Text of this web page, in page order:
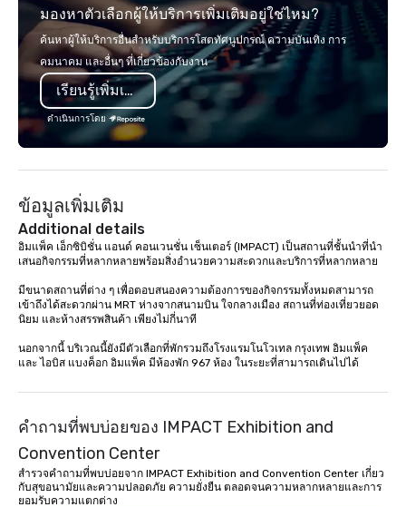
world's fastest-
or walk away with a
innovation playbook,
the Valley. Ideal for
seniority, and
มองหาตัวเลือกผู้ให้บริการเพิ่มเติมอยู่ใช่ไหม?
ค้นหาผู้ให้บริการอื่นสำหรับบริการโสตทัศนูปกรณ์ ความบันเทิง การ
คมนาคม และอื่นๆ ที่เกี่ยวข้องกับงาน
เรียนรู้เพิ่มเติม
ดำเนินการโดย
ข้อมูลเพิ่มเติม
Additional details
อิมแพ็ค เอ็กซิบิชั่น แอนด์ คอนเวนชั่น เซ็นเตอร์ (IMPACT) เป็นสถานที่ชั้นนำที่นำ
เสนอกิจกรรมที่หลากหลายพร้อมสิ่งอำนวยความสะดวกและบริการที่หลากหลาย
มีขนาดสถานที่ต่าง ๆ เพื่อตอบสนองความต้องการของกิจกรรมทั้งหมดสามารถ
เข้าถึงได้สะดวกผ่าน MRT ห่างจากสนามบิน ใจกลางเมือง สถานที่ท่องเที่ยวยอด
นิยม และห้างสรรพสินค้า เพียงไม่กี่นาที
นอกจากนี้ บริเวณนี้ยังมีตัวเลือกที่พักรวมถึงโรงแรมโนโวเทล กรุงเทพ อิมแพ็ค
และ ไอบิส แบงค็อก อิมแพ็ค มีห้องพัก 967 ห้อง ในระยะที่สามารถเดินไปได้
คำถามที่พบบ่อยของ IMPACT Exhibition and
Convention Center
สำรวจคำถามที่พบบ่อยจาก IMPACT Exhibition and Convention Center เกี่ยว
กับสุขอนามัยและความปลอดภัย ความยั่งยืน ตลอดจนความหลากหลายและการ
ยอมรับความแตกต่าง